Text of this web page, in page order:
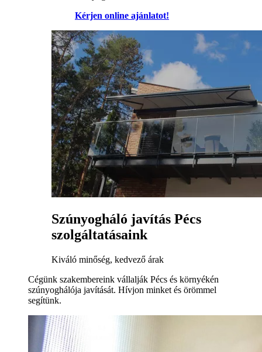
Kérjen online ajánlatot!
Szúnyogháló javítás Pécs
szolgáltatásaink
Kiváló minőség, kedvező árak
Cégünk szakembereink vállalják Pécs és környékén
szúnyoghálója javítását. Hívjon minket és örömmel
segítünk.